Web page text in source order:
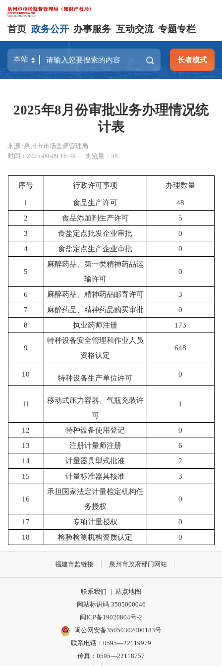
首页 政务公开 办事服务 互动交流 专题专栏
长者模式
2025年8月份审批业务办理情况统
计表
来源 :泉州市市场监督管理局
时间：2025-09-09 16:49
浏览量：58
序号 行政许可事项 办理数量
1 食品生产许可
48
2
食品添加剂生产许可
5
3
食盐定点批发企业审批
0
4
食盐定点生产企业审批 0
5
麻醉药品、第一类精神药品运
输许可
0
6 麻醉药品、精神药品邮寄许可
3
7
麻醉药品、精神药品购买审批
0
8
执业药师注册 173
9
特种设备安全管理和作业人员
资格认定
648
10 特种设备生产单位许可 0
11
移动式压力容器、气瓶充装许
可
1
12 特种设备使用登记
0
13
注册计量师注册
6
14
计量器具型式批准
2
15
计量标准器具核准 3
16
承担国家法定计量检定机构任
务授权
0
17 专项计量授权
0
18
检验检测机构资质认定 0
福建市监链接 泉州市政府部门网站
联系我们 | 站点地图
网站标识码:3505000046
闽ICP备19020804号-2
闽公网安备35050302000183号
联系电话：0595—22119979
传真：0595—22118757